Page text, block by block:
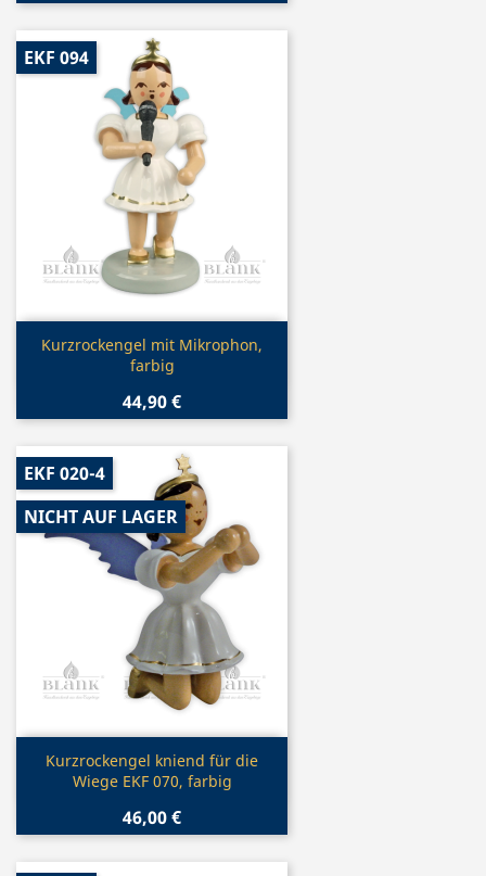
Vorschau
Kurzrockengel mit Mikrophon,
farbig
44,90 €
EKF 094
Vorschau
Kurzrockengel kniend für die
Wiege EKF 070, farbig
46,00 €
EKF 020-4
NICHT AUF LAGER